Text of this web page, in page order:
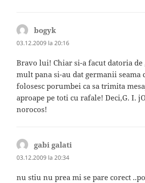
bogyk
03.12.2009 la 20:16
Bravo lui! Chiar si-a facut datoria de
mult pana si-au dat germanii seama
folosesc porumbei ca sa trimita
aproape pe toti cu rafale! Deci,G. I.
norocos!
gabi galati
03.12.2009 la 20:34
nu stiu nu prea mi se pare corect